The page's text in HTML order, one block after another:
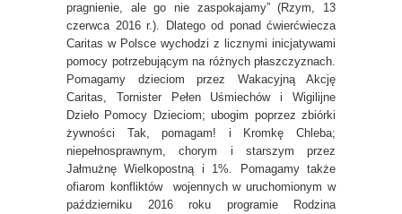
pragnienie, ale go nie zaspokajamy” (Rzym, 13
czerwca 2016 r.). Dlatego od ponad ćwierćwiecza
Caritas w Polsce wychodzi z licznymi inicjatywami
pomocy potrzebującym na różnych płaszczyznach.
Pomagamy dzieciom przez Wakacyjną Akcję
Caritas, Tornister Pełen Uśmiechów i Wigilijne
Dzieło Pomocy Dzieciom; ubogim poprzez zbiórki
żywności Tak, pomagam! i Kromkę Chleba;
niepełnosprawnym, chorym i starszym przez
Jałmużnę Wielkopostną i 1%. Pomagamy także
ofiarom konfliktów wojennych w uruchomionym w
październiku 2016 roku programie Rodzina